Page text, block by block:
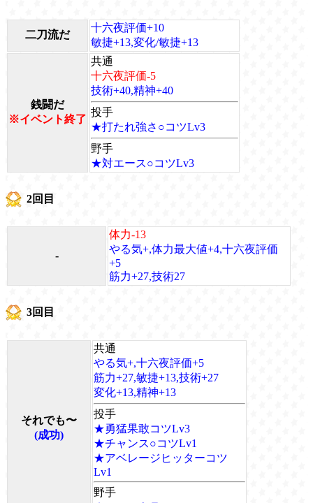
二刀流だ
十六夜評価+10
敏捷+13,変化/敏捷+13
銭闘だ
※イベント終了
共通
十六夜評価-5
技術+40,精神+40
投手
★打たれ強さ○コツLv3
野手
★対エース○コツLv3
2回目
-
体力-13
やる気+,体力最大値+4,十六夜評価
+5
筋力+27,技術27
3回目
それでも〜
(成功)
共通
やる気+,十六夜評価+5
筋力+27,敏捷+13,技術+27
変化+13,精神+13
投手
★勇猛果敢コツLv3
★チャンス○コツLv1
★アベレージヒッターコツ
Lv1
野手